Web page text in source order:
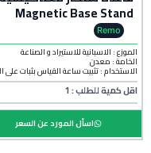
Magnetic Base Stand
Remo
الموزع : الاسبانية للاستيراد و الصناعة
الخامة : معدن
الاستخدام : تثبيت ساعة القياس بثبات على
اقل كمية للطلب : 1
اسأل المورد عن السعر